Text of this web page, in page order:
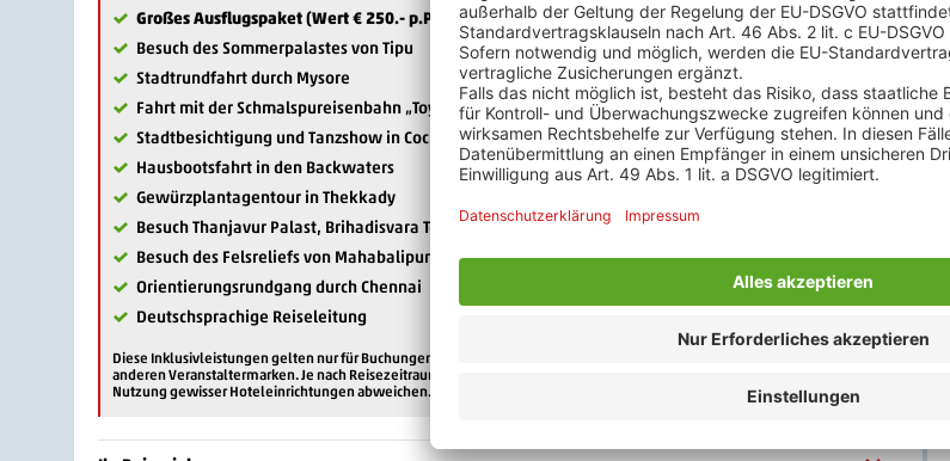
Großes Ausflugspaket (Wert € 250.- p.P.):
Besuch des Sommerpalastes von Tipu
Stadtrundfahrt durch Mysore
Fahrt mit der Schmalspureisenbahn „Toy Train“
Stadtbesichtigung und Tanzshow in Cochin
Hausbootsfahrt in den Backwaters
Gewürzplantagentour in Thekkady
Besuch Thanjavur Palast, Brihadisvara Tempel (UNESCO Weltkulturerbe) und Darasuram Tempel
Besuch des Felsreliefs von Mahabalipuram (UNESCO Weltkulturerbe)
Orientierungsrundgang durch Chennai
Deutschsprachige Reiseleitung
Diese Inklusivleistungen gelten nur für Buchungen des Reiseveranstalters clevertours.com GmbH, abweichend von
anderen Veranstaltermarken. Je nach Reisezeitraum können z.B. saisonal bedingt einzelne Reiseleistungen oder die
Nutzung gewisser Hoteleinrichtungen abweichen.